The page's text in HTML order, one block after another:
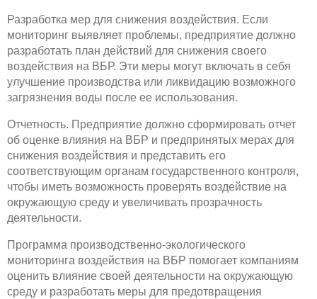
Разработка мер для снижения воздействия. Если
мониторинг выявляет проблемы, предприятие должно
разработать план действий для снижения своего
воздействия на ВБР. Эти меры могут включать в себя
улучшение производства или ликвидацию возможного
загрязнения воды после ее использования.
Отчетность. Предприятие должно сформировать отчет
об оценке влияния на ВБР и предпринятых мерах для
снижения воздействия и представить его
соответствующим органам государственного контроля,
чтобы иметь возможность проверять воздействие на
окружающую среду и увеличивать прозрачность
деятельности.
Программа производственно-экологического
мониторинга воздействия на ВБР помогает компаниям
оценить влияние своей деятельности на окружающую
среду и разработать меры для предотвращения